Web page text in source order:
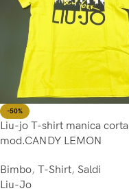
-50%
Liu-jo T-shirt manica corta
mod.CANDY LEMON
Bimbo, T-Shirt, Saldi
Liu-Jo